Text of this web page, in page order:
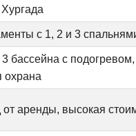
с 1, 2 и 3
бассейна с
охрана
аренды, высокая